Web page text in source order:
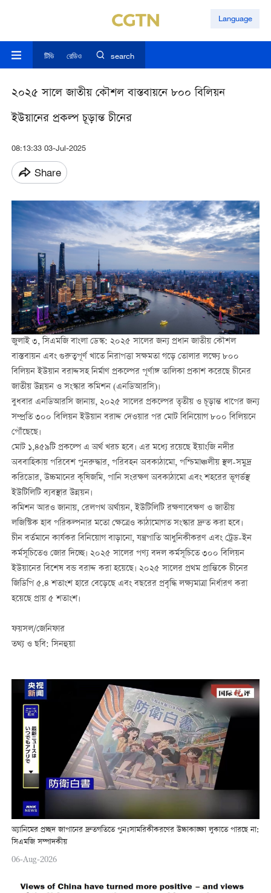
Language
টিভি রেডিও search
২০২৫ সালে জাতীয় কৌশল বাস্তবায়নে ৮০০ বিলিয়ন
ইউয়ানের প্রকল্প চূড়ান্ত চীনের
08:13:33 03-Jul-2025
Share
জুলাই ৩,সিএমজি বাংলা ডেস্ক: ২০২৫ সালের জন্য প্রধান জাতীয় কৌশল
বাস্তবায়ন এবং গুরুত্বপূর্ণ খাতে নিরাপত্তা সক্ষমতা গড়ে তোলার লক্ষ্যে ৮০০
বিলিয়ন ইউয়ান বরাদ্দসহ নির্মাণ প্রকল্পের পূর্ণাঙ্গ তালিকা প্রকাশ করেছে চীনের
জাতীয় উন্নয়ন ও সংস্কার কমিশন (এনডিআরসি)।
বুধবার এনডিআরসি জানায়, ২০২৫ সালের প্রকল্পের তৃতীয় ও চূড়ান্ত ধাপের জন্য
সম্প্রতি ৩০০ বিলিয়ন ইউয়ান বরাদ্দ দেওয়ার পর মোট বিনিয়োগ ৮০০ বিলিয়নে
পৌঁছেছে।
মোট ১,৪৫৯টি প্রকল্পে এ অর্থ খরচ হবে। এর মধ্যে রয়েছে ইয়াংজি নদীর
অববাহিকায় পরিবেশ পুনরুদ্ধার, পরিবহন অবকাঠামো, পশ্চিমাঞ্চলীয় স্থল-সমুদ্র
করিডোর, উচ্চমানের কৃষিজমি, পানি সংরক্ষণ অবকাঠামো এবং শহরের ভূগর্ভস্থ
ইউটিলিটি ব্যবস্থার উন্নয়ন।
কমিশন আরও জানায়, রেলপথ অর্থায়ন, ইউটিলিটি রক্ষণাবেক্ষণ ও জাতীয়
লজিস্টিক হাব পরিকল্পনার মতো ক্ষেত্রেও কাঠামোগত সংস্কার দ্রুত করা হবে।
চীন বর্তমানে কার্যকর বিনিয়োগ বাড়ানো, যন্ত্রপাতি আধুনিকীকরণ এবং ট্রেড-ইন
কর্মসূচিতেও জোর দিচ্ছে। ২০২৫ সালের পণ্য বদল কর্মসূচিতে ৩০০ বিলিয়ন
ইউয়ানের বিশেষ বন্ড বরাদ্দ করা হয়েছে। ২০২৫ সালের প্রথম প্রান্তিকে চীনের
জিডিপি ৫.৪ শতাংশ হারে বেড়েছে এবং বছরের প্রবৃদ্ধি লক্ষ্যমাত্রা নির্ধারণ করা
হয়েছে প্রায় ৫ শতাংশ।
ফয়সল/জেনিফার
তথ্য ও ছবি: সিনহুয়া
অ্যানিমের প্রচ্ছদ জাপানের দ্রুতগতিতে পুনঃসামরিকীকরণের উচ্চাকাঙ্ক্ষা লুকাতে পারছে না:
সিএমজি সম্পাদকীয়
06-Aug-2026